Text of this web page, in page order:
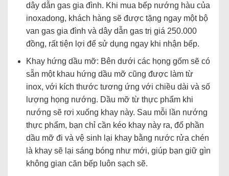
dây dẫn gas gia đình. Khi mua bếp nướng hàu của
inoxadong, khách hàng sẽ được tặng ngay một bộ
van gas gia đình và dây dẫn gas trị giá 250.000
đồng, rất tiện lợi để sử dụng ngay khi nhận bếp.
Khay hứng dầu mỡ: Bên dưới các họng gốm sẽ có
sẵn một khau hứng dầu mỡ cũng được làm từ
inox, với kích thước tương ứng với chiều dài và số
lượng họng nướng. Dầu mỡ từ thực phẩm khi
nướng sẽ rơi xuống khay này. Sau mỗi lần nướng
thực phẩm, bạn chỉ cần kéo khay này ra, đổ phần
dầu mỡ đi và vệ sinh lại khay bằng nước rửa chén
là khay sẽ lại sáng bóng như mới, giúp bạn giữ gìn
không gian căn bếp luôn sạch sẽ.